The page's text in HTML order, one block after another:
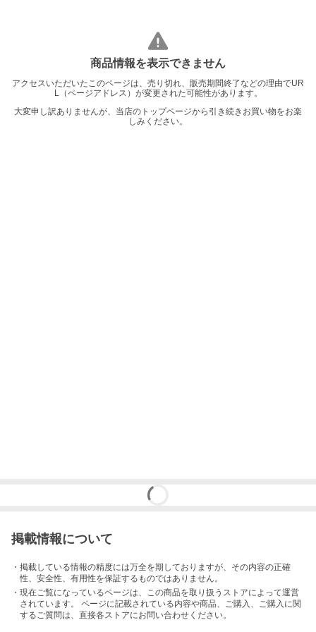
商品情報を表示できません
アクセスいただいたこのページは、売り切れ、販売期間終了などの理由でUR
L（ページアドレス）が変更された可能性があります。
大変申し訳ありませんが、当店のトップページから引き続きお買い物をお楽
しみください。
掲載情報について
・掲載している情報の精度には万全を期しておりますが、その内容の正確
性、安全性、有用性を保証するものではありません。
・現在ご覧になっているページは、この商品を取り扱うストアによって運営
されています。 ページに記載されている内容や商品、ご購入 、ご購入に関
するご質問は、直接各ストアにお問い合わせください。